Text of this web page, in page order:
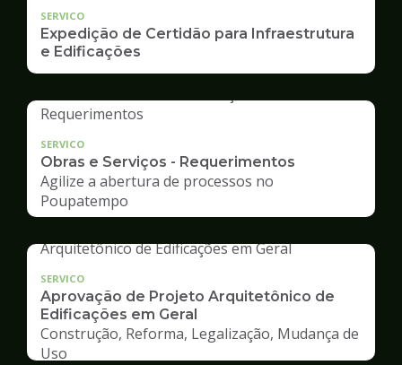
SERVICO
Expedição de Certidão para Infraestrutura
e Edificações
SERVICO
Obras e Serviços - Requerimentos
Agilize a abertura de processos no
Poupatempo
SERVICO
Aprovação de Projeto Arquitetônico de
Edificações em Geral
Construção, Reforma, Legalização, Mudança de
Uso